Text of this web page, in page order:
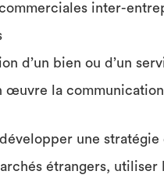
inter-
d’un bien ou d’un
la communication
une stratégie
étrangers,